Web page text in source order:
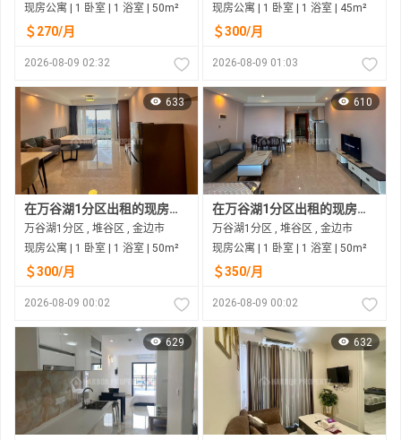
现房公寓 | 1 卧室 | 1 浴室 | 50m²
＄270/月
2026-08-09 02:32
现房公寓 | 1 卧室 | 1 浴室 | 45m²
＄300/月
2026-08-09 01:03
633
在万谷湖1分区出租的现房公寓
万谷湖1分区 , 堆谷区 , 金边市
现房公寓 | 1 卧室 | 1 浴室 | 50m²
＄300/月
2026-08-09 00:02
610
在万谷湖1分区出租的现房公寓
万谷湖1分区 , 堆谷区 , 金边市
现房公寓 | 1 卧室 | 1 浴室 | 50m²
＄350/月
2026-08-09 00:02
629 632